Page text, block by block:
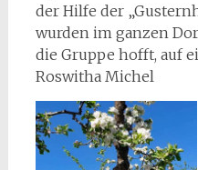
der Hilfe der
wurden im ganzen
die Gruppe hofft, auf
Roswitha Michel